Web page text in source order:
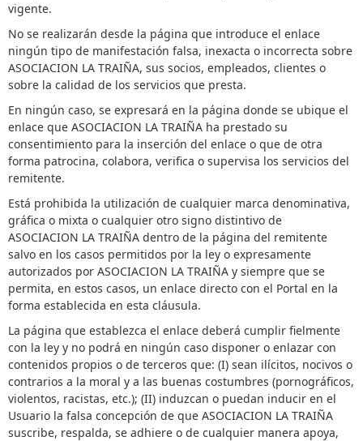
vigente.
No se realizarán desde la página que introduce el enlace
ningún tipo de manifestación falsa, inexacta o incorrecta sobre
ASOCIACION LA TRAIÑA, sus socios, empleados, clientes o
sobre la calidad de los servicios que presta.
En ningún caso, se expresará en la página donde se ubique el
enlace que ASOCIACION LA TRAIÑA ha prestado su
consentimiento para la inserción del enlace o que de otra
forma patrocina, colabora, verifica o supervisa los servicios del
remitente.
Está prohibida la utilización de cualquier marca denominativa,
gráfica o mixta o cualquier otro signo distintivo de
ASOCIACION LA TRAIÑA dentro de la página del remitente
salvo en los casos permitidos por la ley o expresamente
autorizados por ASOCIACION LA TRAIÑA y siempre que se
permita, en estos casos, un enlace directo con el Portal en la
forma establecida en esta cláusula.
La página que establezca el enlace deberá cumplir fielmente
con la ley y no podrá en ningún caso disponer o enlazar con
contenidos propios o de terceros que: (I) sean ilícitos, nocivos o
contrarios a la moral y a las buenas costumbres (pornográficos,
violentos, racistas, etc.); (II) induzcan o puedan inducir en el
Usuario la falsa concepción de que ASOCIACION LA TRAIÑA
suscribe, respalda, se adhiere o de cualquier manera apoya,